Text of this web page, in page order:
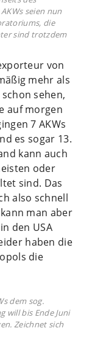
seien nun
die
sind trotzdem
von
mehr als
sehen,
auf morgen
7 AKWs
es sogar 13.
kann auch
oder
sind. Das
also schnell
man aber
den USA
haben die
die
dem sog.
will bis Ende Juni
Zeichnet sich